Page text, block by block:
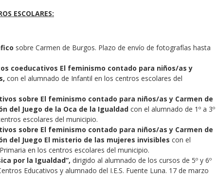
ESCOLARES:
sobre Carmen de Burgos. Plazo de envío de fotografías hasta
coeducativos El feminismo contado para niños/as y
con el alumnado de Infantil en los centros escolares del
sobre El feminismo contado para niños/as y Carmen de
del Juego de la Oca de la Igualdad con el alumnado de 1º a 3º
escolares del municipio.
sobre El feminismo contado para niños/as y Carmen de
del Juego El misterio de las mujeres invisibles con el
en los centros escolares del municipio.
por la Igualdad”, dirigido al alumnado de los cursos de 5º y 6º
Educativos y alumnado del I.E.S. Fuente Luna. 17 de marzo